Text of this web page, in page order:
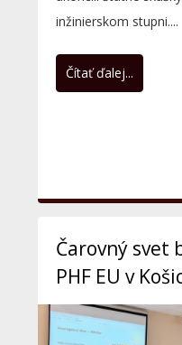
inžinierskom stupni....
Čítať ďalej...
Čarovný svet
PHF EU v